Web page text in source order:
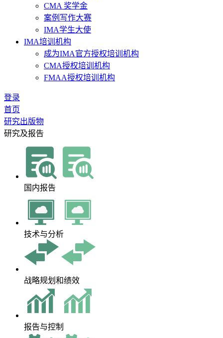
CMA 奖学金
案例写作大赛
IMA学生大使
IMA培训机构
成为IMA官方授权培训机构
CMA授权培训机构
FMAA授权培训机构
登录
首页
研究出版物
研究及报告
国内报告
技术与分析
战略规划和绩效
报告与控制